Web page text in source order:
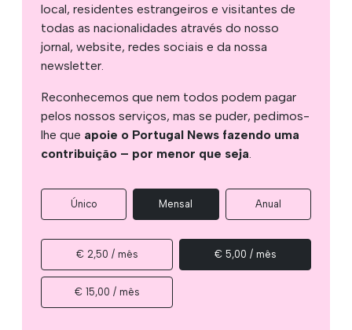
local, residentes estrangeiros e visitantes de
todas as nacionalidades através do nosso
jornal, website, redes sociais e da nossa
newsletter.
Reconhecemos que nem todos podem pagar
pelos nossos serviços, mas se puder, pedimos-
lhe que apoie o Portugal News fazendo uma
contribuição – por menor que seja.
Único Mensal Anual
€ 2,50 / mês € 5,00 / mês
€ 15,00 / mês